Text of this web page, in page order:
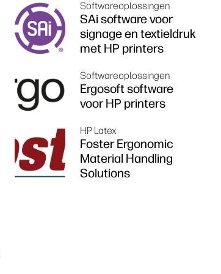
Softwareoplossingen
SAi software voor
signage en textieldruk
met HP printers
Softwareoplossingen
Ergosoft software
voor HP printers
HP Latex
Foster Ergonomic
Material Handling
Solutions